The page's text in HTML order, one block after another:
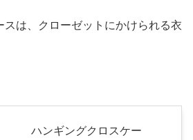
スは、クローゼットにかけられる衣
ハンギングクロスケー